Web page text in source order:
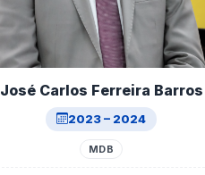
José Carlos Ferreira Barros
2023 – 2024
MDB